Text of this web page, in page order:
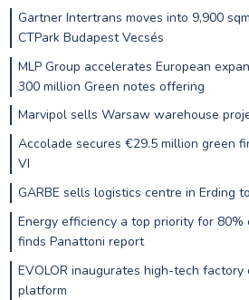
Gartner Intertrans moves into 9,900
CTPark Budapest Vecsés
MLP Group accelerates European
300 million Green notes offering
Marvipol sells Warsaw warehouse
Accolade secures €29.5 million green
VI
GARBE sells logistics centre in Erding
Energy efficiency a top priority for
finds Panattoni report
EVOLOR inaugurates high-tech
platform